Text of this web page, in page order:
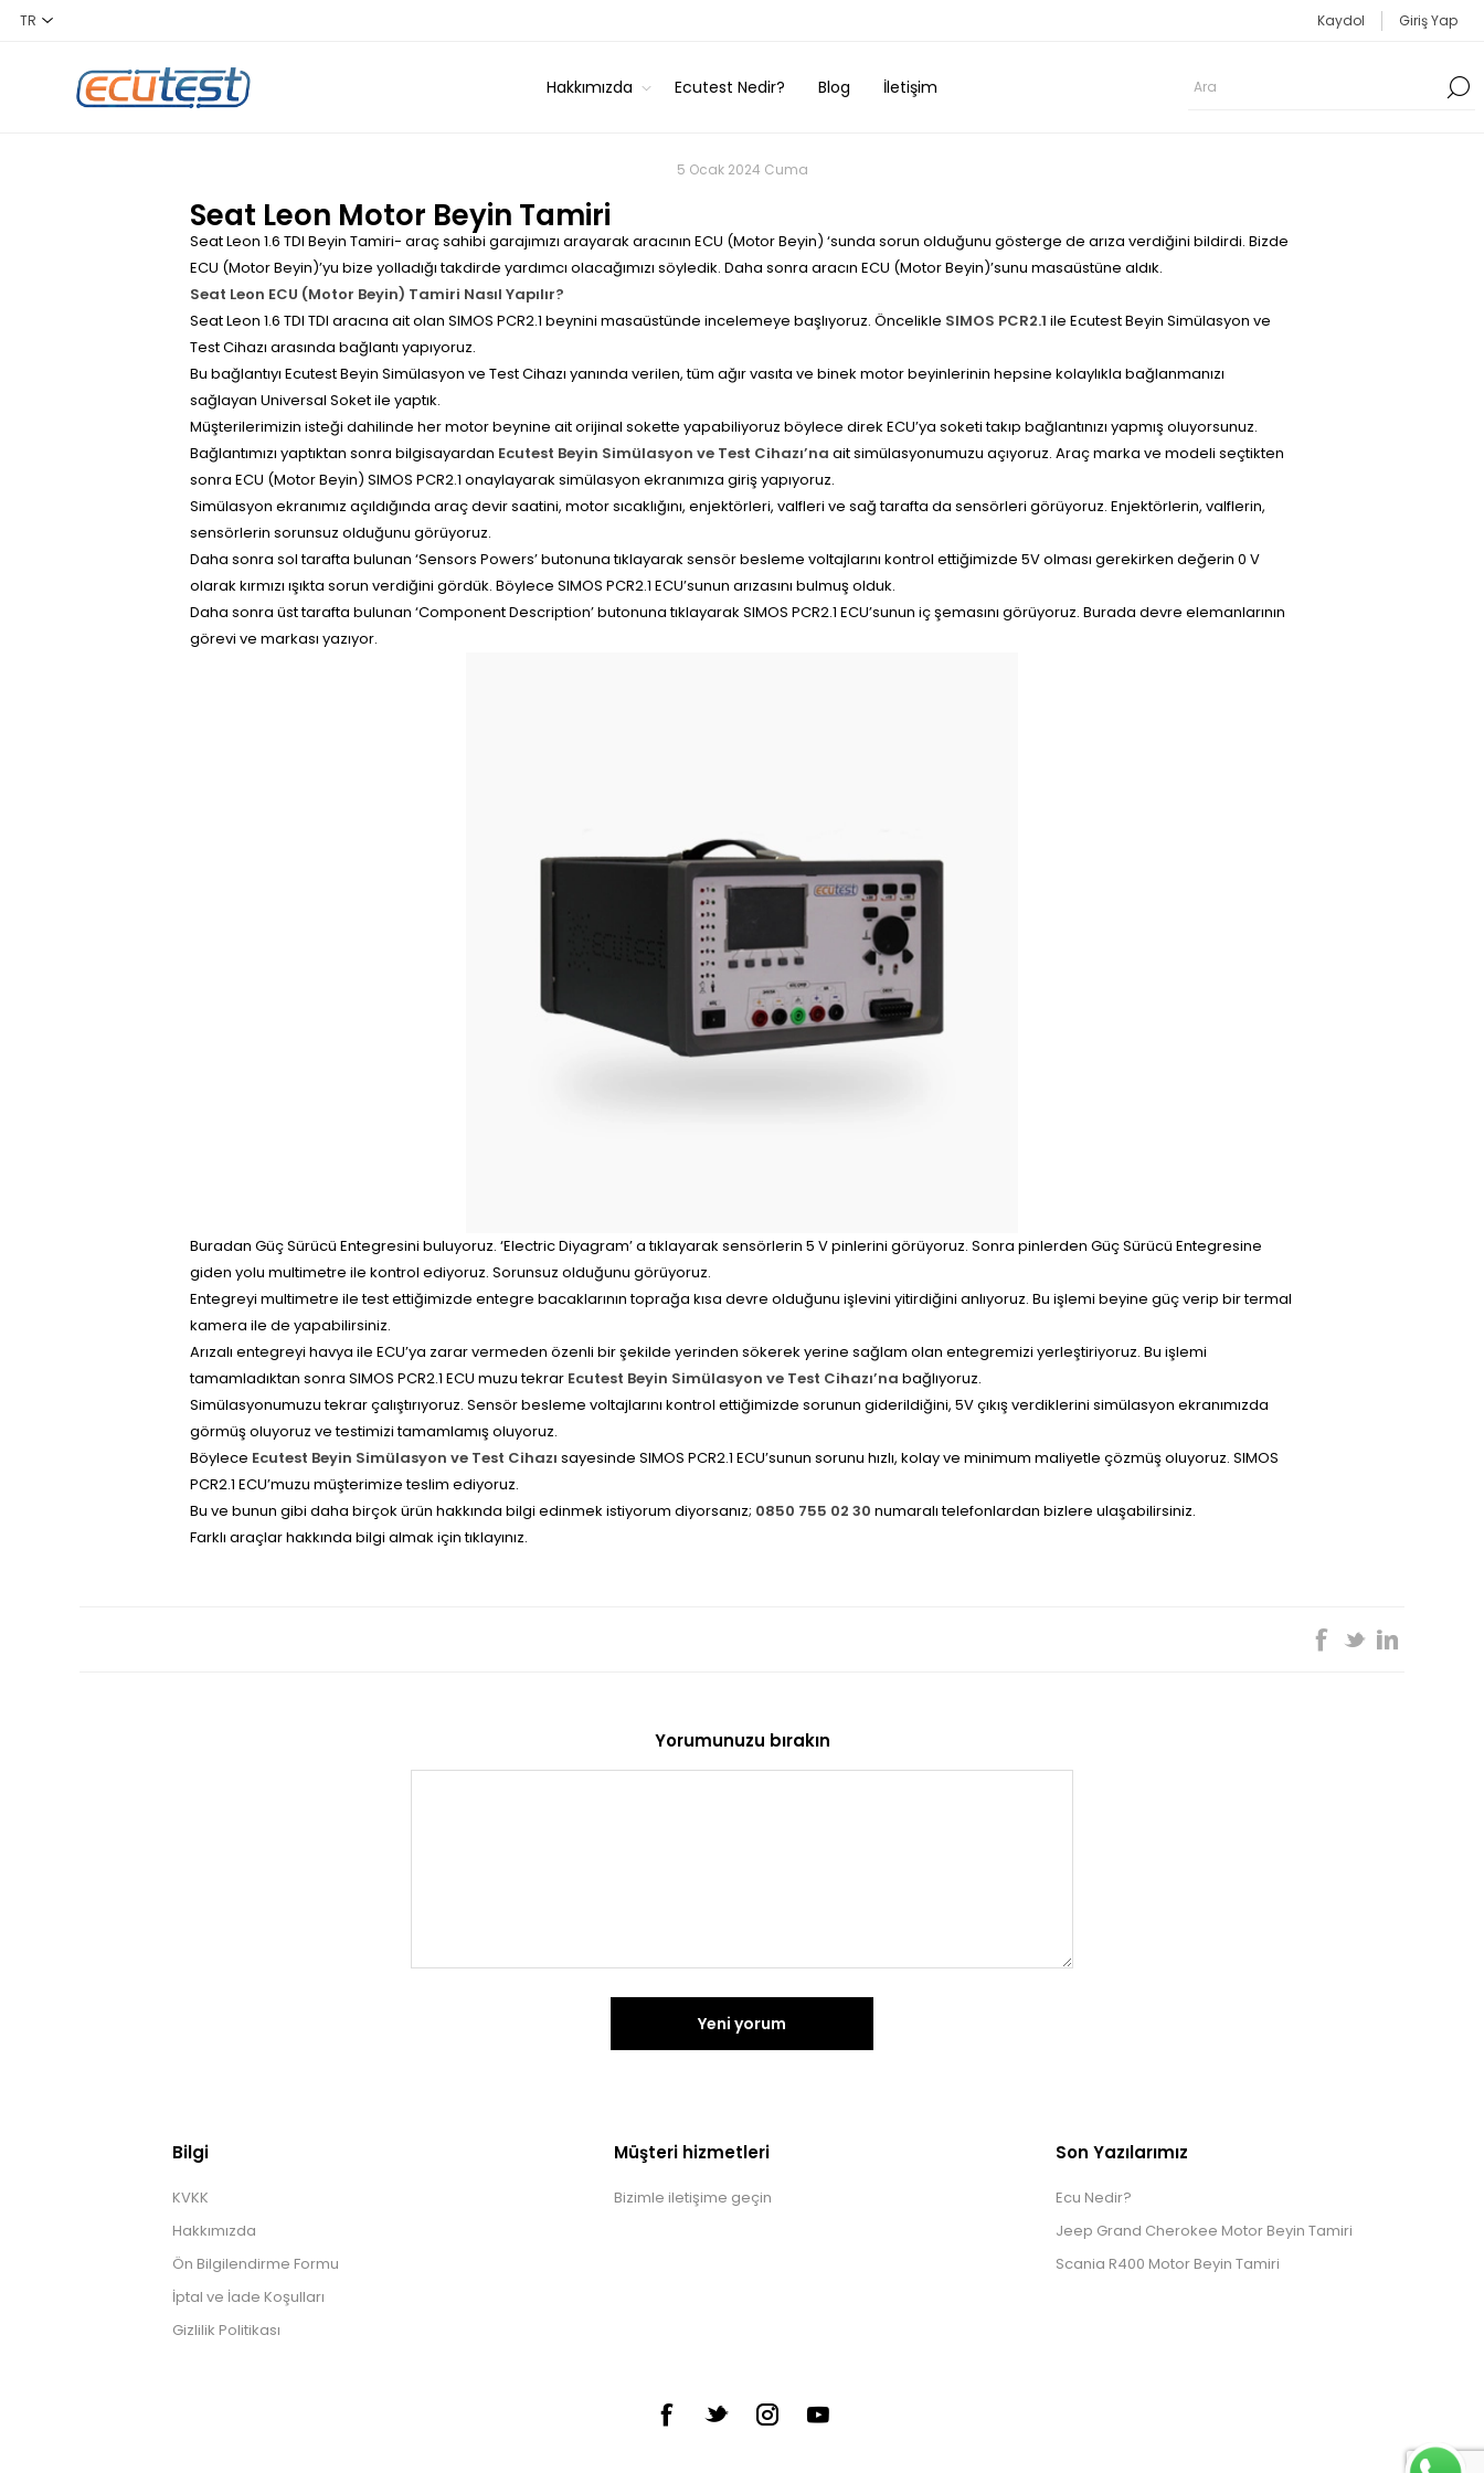
Kaydol Giriş Yap
Hakkımızda Ecutest Nedir? Blog İletişim
5 Ocak 2024 Cuma
Seat Leon Motor Beyin Tamiri
Seat Leon 1.6 TDI Beyin Tamiri- araç sahibi garajımızı arayarak aracının ECU (Motor Beyin) ‘sunda sorun olduğunu gösterge de arıza verdiğini bildirdi. Bizde
ECU (Motor Beyin)’yu bize yolladığı takdirde yardımcı olacağımızı söyledik. Daha sonra aracın ECU (Motor Beyin)’sunu masaüstüne aldık.
Seat Leon ECU (Motor Beyin) Tamiri Nasıl Yapılır?
Seat Leon 1.6 TDI TDI aracına ait olan SIMOS PCR2.1 beynini masaüstünde incelemeye başlıyoruz. Öncelikle SIMOS PCR2.1 ile Ecutest Beyin Simülasyon ve
Test Cihazı arasında bağlantı yapıyoruz.
Bu bağlantıyı Ecutest Beyin Simülasyon ve Test Cihazı yanında verilen, tüm ağır vasıta ve binek motor beyinlerinin hepsine kolaylıkla bağlanmanızı
sağlayan Universal Soket ile yaptık.
Müşterilerimizin isteği dahilinde her motor beynine ait orijinal sokette yapabiliyoruz böylece direk ECU’ya soketi takıp bağlantınızı yapmış oluyorsunuz.
Bağlantımızı yaptıktan sonra bilgisayardan Ecutest Beyin Simülasyon ve Test Cihazı’na ait simülasyonumuzu açıyoruz. Araç marka ve modeli seçtikten
sonra ECU (Motor Beyin) SIMOS PCR2.1 onaylayarak simülasyon ekranımıza giriş yapıyoruz.
Simülasyon ekranımız açıldığında araç devir saatini, motor sıcaklığını, enjektörleri, valfleri ve sağ tarafta da sensörleri görüyoruz. Enjektörlerin, valflerin,
sensörlerin sorunsuz olduğunu görüyoruz.
Daha sonra sol tarafta bulunan ‘Sensors Powers’ butonuna tıklayarak sensör besleme voltajlarını kontrol ettiğimizde 5V olması gerekirken değerin 0 V
olarak kırmızı ışıkta sorun verdiğini gördük. Böylece SIMOS PCR2.1 ECU’sunun arızasını bulmuş olduk.
Daha sonra üst tarafta bulunan ‘Component Description’ butonuna tıklayarak SIMOS PCR2.1 ECU’sunun iç şemasını görüyoruz. Burada devre elemanlarının
görevi ve markası yazıyor.
Buradan Güç Sürücü Entegresini buluyoruz. ‘Electric Diyagram’ a tıklayarak sensörlerin 5 V pinlerini görüyoruz. Sonra pinlerden Güç Sürücü Entegresine
giden yolu multimetre ile kontrol ediyoruz. Sorunsuz olduğunu görüyoruz.
Entegreyi multimetre ile test ettiğimizde entegre bacaklarının toprağa kısa devre olduğunu işlevini yitirdiğini anlıyoruz. Bu işlemi beyine güç verip bir termal
kamera ile de yapabilirsiniz.
Arızalı entegreyi havya ile ECU’ya zarar vermeden özenli bir şekilde yerinden sökerek yerine sağlam olan entegremizi yerleştiriyoruz. Bu işlemi
tamamladıktan sonra SIMOS PCR2.1 ECU muzu tekrar Ecutest Beyin Simülasyon ve Test Cihazı’na bağlıyoruz.
Simülasyonumuzu tekrar çalıştırıyoruz. Sensör besleme voltajlarını kontrol ettiğimizde sorunun giderildiğini, 5V çıkış verdiklerini simülasyon ekranımızda
görmüş oluyoruz ve testimizi tamamlamış oluyoruz.
Böylece Ecutest Beyin Simülasyon ve Test Cihazı sayesinde SIMOS PCR2.1 ECU’sunun sorunu hızlı, kolay ve minimum maliyetle çözmüş oluyoruz. SIMOS
PCR2.1 ECU’muzu müşterimize teslim ediyoruz.
Bu ve bunun gibi daha birçok ürün hakkında bilgi edinmek istiyorum diyorsanız; 0850 755 02 30 numaralı telefonlardan bizlere ulaşabilirsiniz.
Farklı araçlar hakkında bilgi almak için tıklayınız.
Yorumunuzu bırakın
Yeni yorum
Bilgi
KVKK
Hakkımızda
Ön Bilgilendirme Formu
İptal ve İade Koşulları
Gizlilik Politikası
Müşteri hizmetleri
Bizimle iletişime geçin
Son Yazılarımız
Ecu Nedir?
Jeep Grand Cherokee Motor Beyin Tamiri
Scania R400 Motor Beyin Tamiri